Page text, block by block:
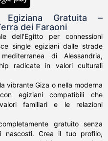
Gratuita –
dei Faraoni
dell'Egitto per connessioni
single egiziani dalle strade
di Alessandria,
radicate in valori culturali
vibrante Giza o nella moderna
egiziani compatibili che
familiari e le relazioni
gratuito senza
nascosti. Crea il tuo profilo,